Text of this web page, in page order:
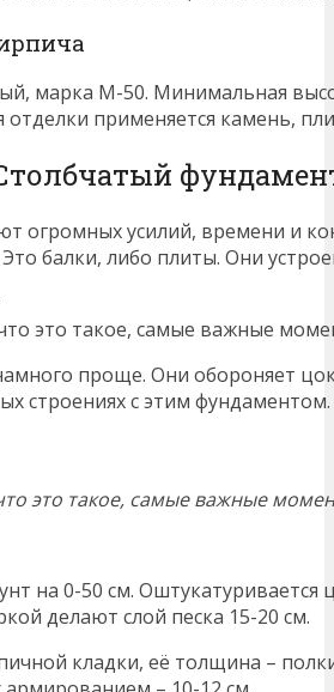
марка М-50. Минимальная
применяется камень,
огромных усилий, времени и
Это балки, либо плиты. Они
проще. Они обороняет
строениях с этим
на 0-50 см.
делают слой песка 15-20 см.
кладки, её толщина –